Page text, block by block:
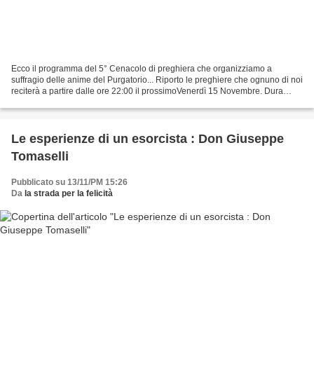
Ecco il programma del 5° Cenacolo di preghiera che organizziamo a
suffragio delle anime del Purgatorio... Riporto le preghiere che ognuno di noi
reciterà a partire dalle ore 22:00 il prossimoVenerdì 15 Novembre. Dura
Le esperienze di un esorcista : Don Giuseppe
Tomaselli
Pubblicato su 13/11/PM 15:26
Da la strada per la felicità